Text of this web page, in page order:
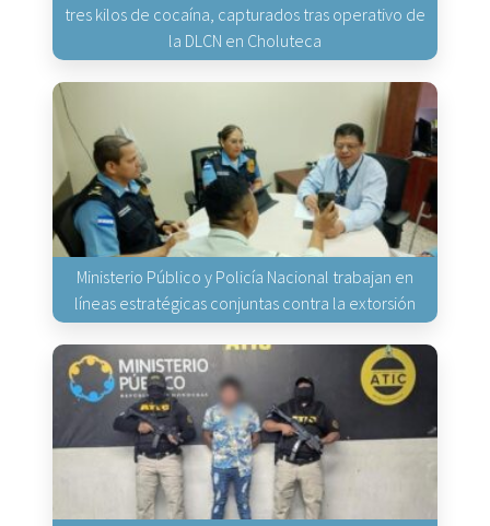
tres kilos de cocaína, capturados tras operativo de
la DLCN en Choluteca
Ministerio Público y Policía Nacional trabajan en
líneas estratégicas conjuntas contra la extorsión